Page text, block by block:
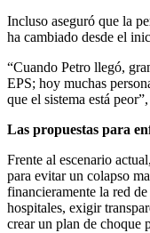
Incluso aseguró que la
ha cambiado desde el
“Cuando Petro llegó,
EPS; hoy muchas
que el sistema está
Las propuestas para
Frente al escenario
para evitar un colapso
financieramente la red
hospitales, exigir
crear un plan de choque